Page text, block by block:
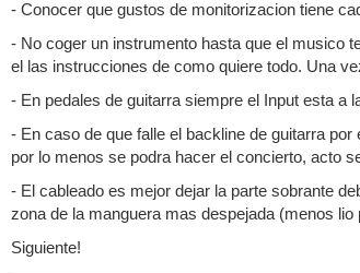
- Conocer que gustos de monitorizacion tiene
- No coger un instrumento hasta que el musico
el las instrucciones de como quiere todo. Una
- En pedales de guitarra siempre el Input esta a
- En caso de que falle el backline de guitarra
por lo menos se podra hacer el concierto, acto
- El cableado es mejor dejar la parte sobrante
zona de la manguera mas despejada (menos
Siguiente!